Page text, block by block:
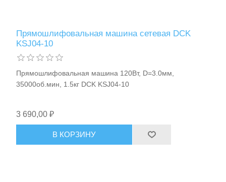
Прямошлифовальная машина сетевая DCK
KSJ04-10
Прямошлифовальная машина 120Вт, D=3.0мм,
35000об.мин, 1.5кг DCK KSJ04-10
3 690,00 ₽
В КОРЗИНУ